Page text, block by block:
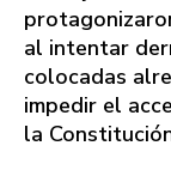
al intentar
colocadas
impedir el
la